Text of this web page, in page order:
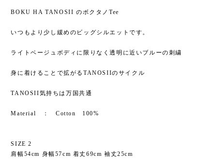
BOKU HA TANOSII のボクタノTee
いつもより少し緩めのビッグシルエットです。
ライトベージュボディに限りなく透明に近いブルーの刺繍
身に着けることで拡がるTANOSIIのサイクル
TANOSII気持ちは万国共通
Material ： Cotton 100%
SIZE 2
肩幅54cm 身幅57cm 着丈69cm 袖丈25cm